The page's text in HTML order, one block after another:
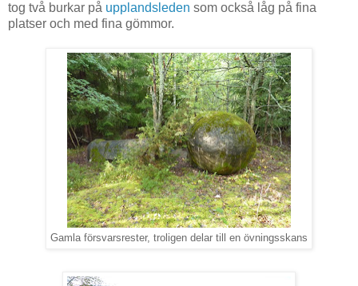
tog två burkar på upplandsleden som också låg på fina
platser och med fina gömmor.
Gamla försvarsrester, troligen delar till en övningsskans